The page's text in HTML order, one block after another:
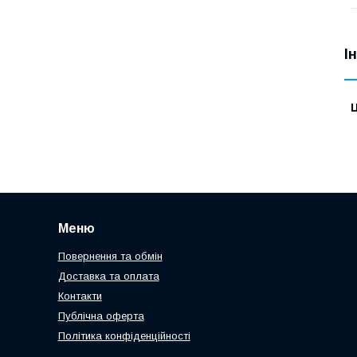
Меню
Повернення та обмін
Доставка та оплата
Контакти
Публічна оферта
Політика конфіденційності